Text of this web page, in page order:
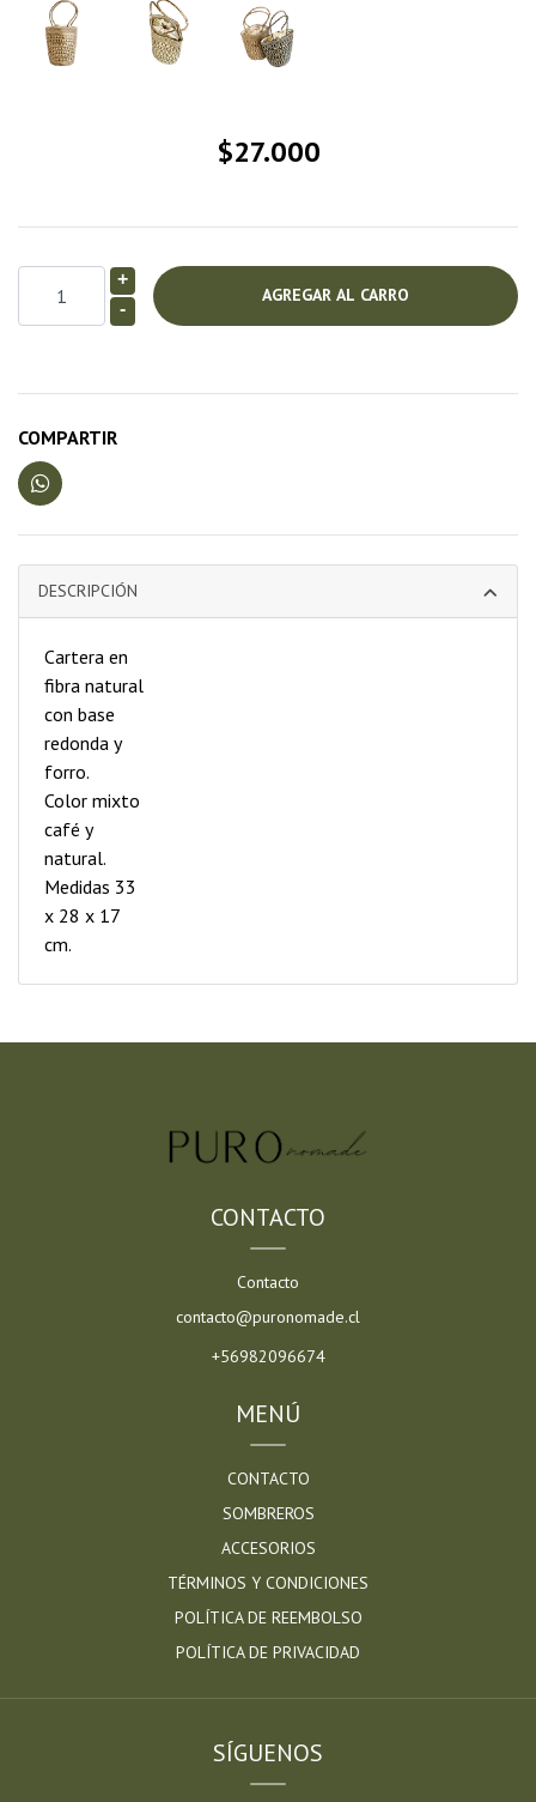
$27.000
+
-
COMPARTIR
DESCRIPCIÓN
Cartera en
fibra natural
con base
redonda y
forro.
Color mixto
café y
natural.
Medidas 33
x 28 x 17
cm.
CONTACTO
Contacto
contacto@puronomade.cl
+56982096674
MENÚ
CONTACTO
SOMBREROS
ACCESORIOS
TÉRMINOS Y CONDICIONES
POLÍTICA DE REEMBOLSO
POLÍTICA DE PRIVACIDAD
SÍGUENOS